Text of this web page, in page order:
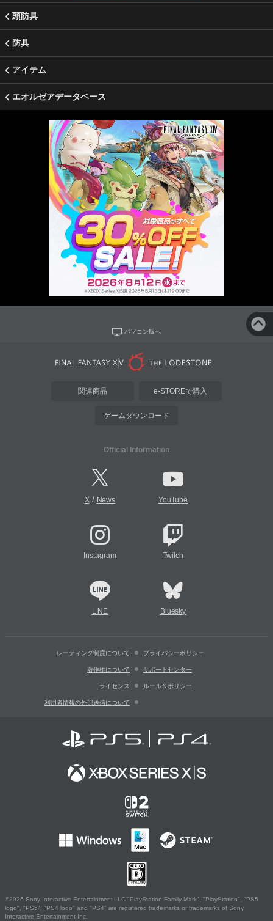
頭防具
防具
アイテム
エオルゼアデータベース
パソコン版へ
関連商品 e-STOREで購入
ゲームダウンロード
Official Information
X/ News YouTube
Instagram Twitch
LINE Bluesky
レーティング制度について プライバシーポリシー
著作権について サポートセンター
ライセンス ルール＆ポリシー
利用者情報の外部送信について
©2026 Sony Interactive Entertainment LLC."PlayStation Family Mark", "PlayStation", "PS5
logo", "PS5", "PS4 logo" and "PS4" are registered trademarks or trademarks of Sony
Interactive Entertainment Inc.